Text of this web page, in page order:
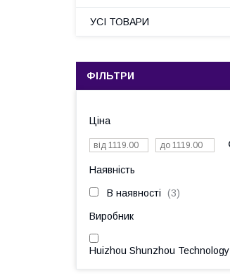
УСІ ТОВАРИ
ФІЛЬТРИ
Ціна
Наявність
В наявності 3
Виробник
Huizhou Shunzhou Technology